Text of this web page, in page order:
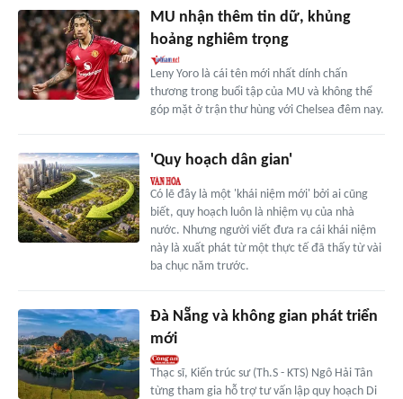
MU nhận thêm tin dữ, khủng
hoảng nghiêm trọng
Leny Yoro là cái tên mới nhất dính chấn
thương trong buổi tập của MU và không thể
góp mặt ở trận thư hùng với Chelsea đêm nay.
'Quy hoạch dân gian'
Có lẽ đây là một 'khái niệm mới' bởi ai cũng
biết, quy hoạch luôn là nhiệm vụ của nhà
nước. Nhưng người viết đưa ra cái khái niệm
này là xuất phát từ một thực tế đã thấy từ vài
ba chục năm trước.
Đà Nẵng và không gian phát triển
mới
Thạc sĩ, Kiến trúc sư (Th.S - KTS) Ngô Hải Tân
từng tham gia hỗ trợ tư vấn lập quy hoạch Di